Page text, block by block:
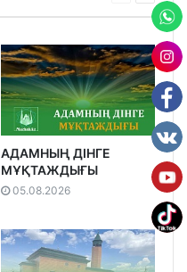
АДАМНЫҢ ДІНГЕ
МҰҚТАЖДЫҒЫ
05.08.2026